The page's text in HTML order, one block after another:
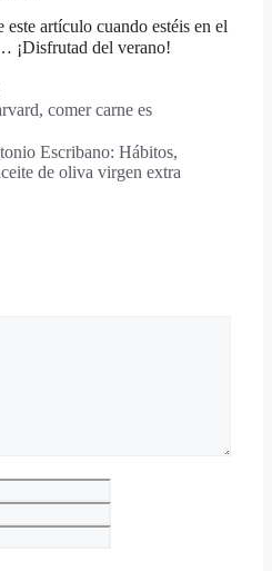
este artículo cuando estéis en el
¡Disfrutad del verano!
comer carne es
Escribano: Hábitos,
de oliva virgen extra